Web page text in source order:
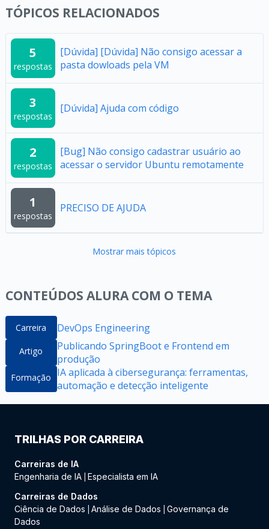
TÓPICOS RELACIONADOS
5
respostas
[Dúvida] [Dúvida] Não consigo acessar a
pasta dowloads pela VM
3
respostas
[Dúvida] Ajuda com código
2
respostas
[Bug] Não consigo cadastrar usuário ao
acessar o servidor Ubuntu remotamente
1
respostas
PRECISO DE AJUDA
Mostrar mais tópicos
CONTEÚDOS ALURA COM O TEMA
Carreira DevOps Engineering
Artigo
Publicando SpringBoot e Frontend em
produção
Formação
IA aplicada à cibersegurança: ferramentas,
automação e detecção inteligente
TRILHAS POR CARREIRA
Carreiras de IA
Engenharia de IA Especialista em IA
Carreiras de Dados
Ciência de Dados
Análise de Dados
Governança de
Dados